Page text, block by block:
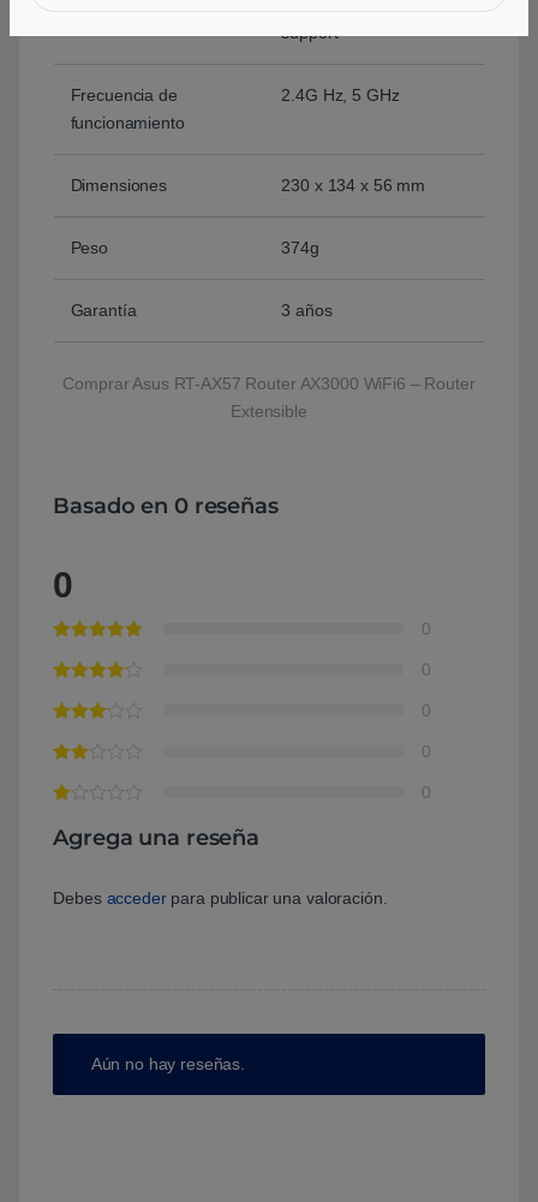
support
Frecuencia de
funcionamiento
2.4G Hz, 5 GHz
Dimensiones 230 x 134 x 56 mm
Peso 374g
Garantía 3 años
Comprar Asus RT-AX57 Router AX3000 WiFi6 – Router
Extensible
Basado en 0 reseñas
0
0
0
0
0
0
Agrega una reseña
Debes accederpara publicar una valoración.
Aún no hay reseñas.